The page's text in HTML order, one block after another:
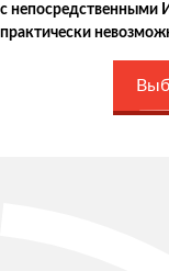
с непосредственными
практически